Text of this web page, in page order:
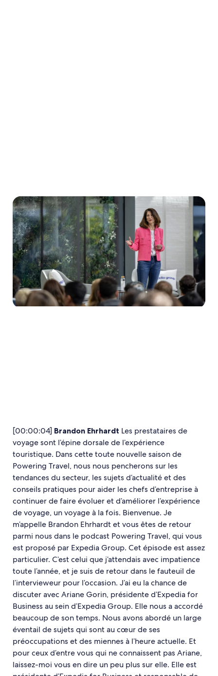
[00:00:04] Brandon Ehrhardt Les prestataires de
voyage sont l’épine dorsale de l’expérience
touristique. Dans cette toute nouvelle saison de
Powering Travel, nous nous pencherons sur les
tendances du secteur, les sujets d’actualité et des
conseils pratiques pour aider les chefs d’entreprise à
continuer de faire évoluer et d’améliorer l’expérience
de voyage, un voyage à la fois. Bienvenue. Je
m’appelle Brandon Ehrhardt et vous êtes de retour
parmi nous dans le podcast Powering Travel, qui vous
est proposé par Expedia Group. Cet épisode est assez
particulier. C’est celui que j’attendais avec impatience
toute l’année, et je suis de retour dans le fauteuil de
l’intervieweur pour l’occasion. J’ai eu la chance de
discuter avec Ariane Gorin, présidente d’Expedia for
Business au sein d’Expedia Group. Elle nous a accordé
beaucoup de son temps. Nous avons abordé un large
éventail de sujets qui sont au cœur de ses
préoccupations et des miennes à l’heure actuelle. Et
pour ceux d’entre vous qui ne connaissent pas Ariane,
laissez-moi vous en dire un peu plus sur elle. Elle est